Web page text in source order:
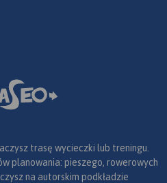
trasę wycieczki lub treningu.
planowania: pieszego, rowerowych
na autorskim podkładzie